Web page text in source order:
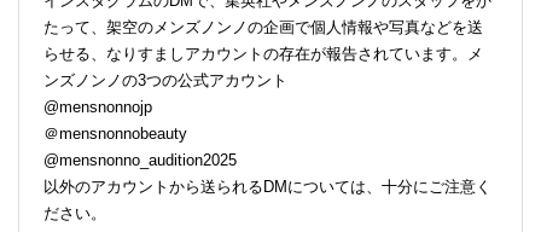
たって、架空のメンズノンノの企画で個人情報や写真などを送
らせる、なりすましアカウントの存在が報告されています。メ
ンズノンノの3つの公式アカウント
@mensnonnojp
＠mensnonnobeauty
@mensnonno_audition2025
以外のアカウントから送られるDMについては、十分にご注意く
ださい。